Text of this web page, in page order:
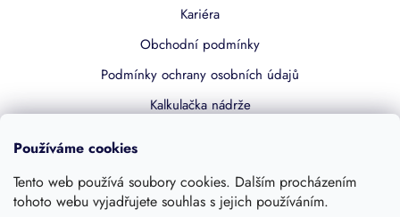
Používáme cookies
Tento web používá soubory cookies. Dalším procházením
tohoto webu vyjadřujete souhlas s jejich používáním.
Kariéra
Obchodní podmínky
Podmínky ochrany osobních údajů
Kalkulačka nádrže
Kontakty